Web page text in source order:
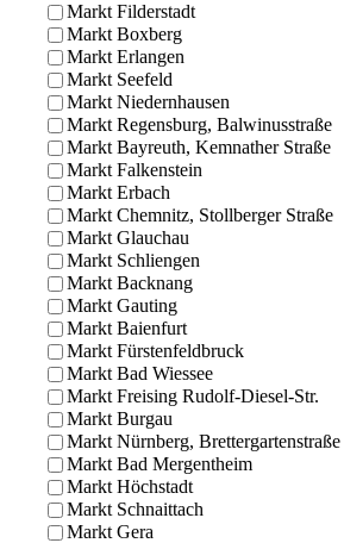
Markt Filderstadt
Markt Boxberg
Markt Erlangen
Markt Seefeld
Markt Niedernhausen
Markt Regensburg, Balwinusstraße
Markt Bayreuth, Kemnather Straße
Markt Falkenstein
Markt Erbach
Markt Chemnitz, Stollberger Straße
Markt Glauchau
Markt Schliengen
Markt Backnang
Markt Gauting
Markt Baienfurt
Markt Fürstenfeldbruck
Markt Bad Wiessee
Markt Freising Rudolf-Diesel-Str.
Markt Burgau
Markt Nürnberg, Brettergartenstraße
Markt Bad Mergentheim
Markt Höchstadt
Markt Schnaittach
Markt Gera